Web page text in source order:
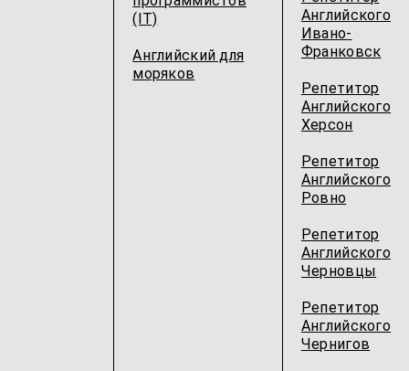
(IT)
Английский для
моряков
Английского
Ивано-
Франковск
Репетитор
Английского
Херсон
Репетитор
Английского
Ровно
Репетитор
Английского
Черновцы
Репетитор
Английского
Чернигов